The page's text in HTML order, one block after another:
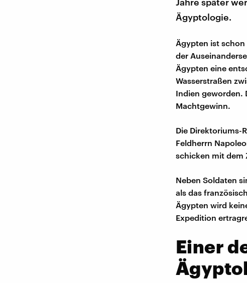
Ägyptologie.
Ägypten ist schon
der
Ägypten eine
Wasserstraßen
Indien geworden.
Machtgewinn.
Die Direktoriums-
Feldherrn
schicken mit dem
Neben Soldaten
als das
Ägypten wird
Expedition
Einer